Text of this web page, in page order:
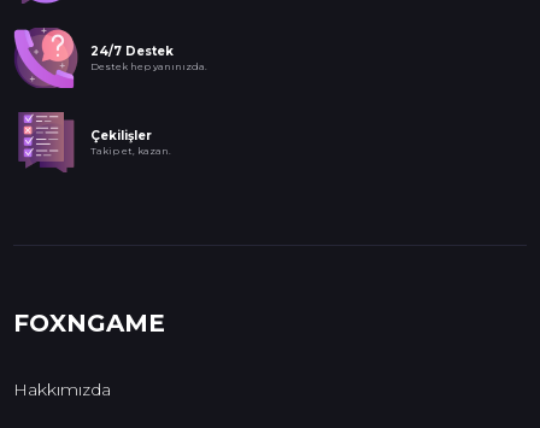
24/7 Destek
Destek hep yanınızda.
Çekilişler
Takip et, kazan.
FOXNGAME
Hakkımızda